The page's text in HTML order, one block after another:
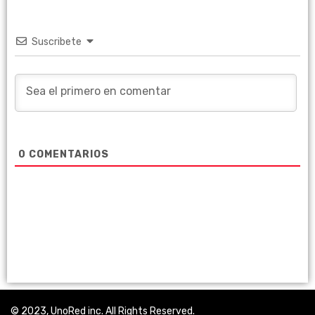
Suscribete
0 COMENTARIOS
© 2023, UnoRed inc. All Rights Reserved.